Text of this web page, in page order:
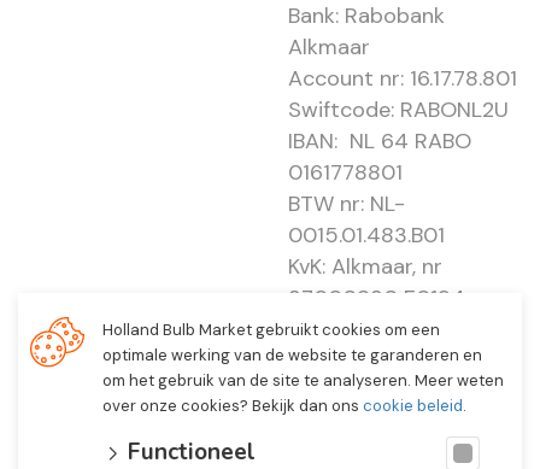
Bank: Rabobank
Alkmaar
Account nr: 16.17.78.801
Swiftcode: RABONL2U
IBAN: NL 64 RABO
0161778801
BTW nr: NL-
0015.01.483.B01
KvK: Alkmaar, nr
37000830 E0194 -
EBO 505
Holland Bulb Market gebruikt cookies om een
optimale werking van de website te garanderen en
om het gebruik van de site te analyseren. Meer weten
over onze cookies? Bekijk dan ons cookie beleid.
Functioneel